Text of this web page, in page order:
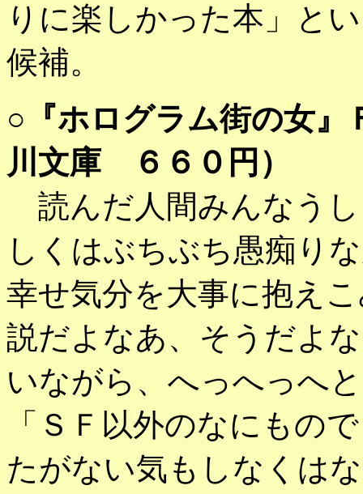
りに楽しかった本」と
候補。
○ 『ホログラム街の女
川文庫 ６６０円）
読んだ人間みんなう
しくはぶちぶち愚痴り
幸せ気分を大事に抱え
説だよなあ、そうだよ
いながら、へっへっへ
「ＳＦ以外のなにもの
たがない気もしなくは